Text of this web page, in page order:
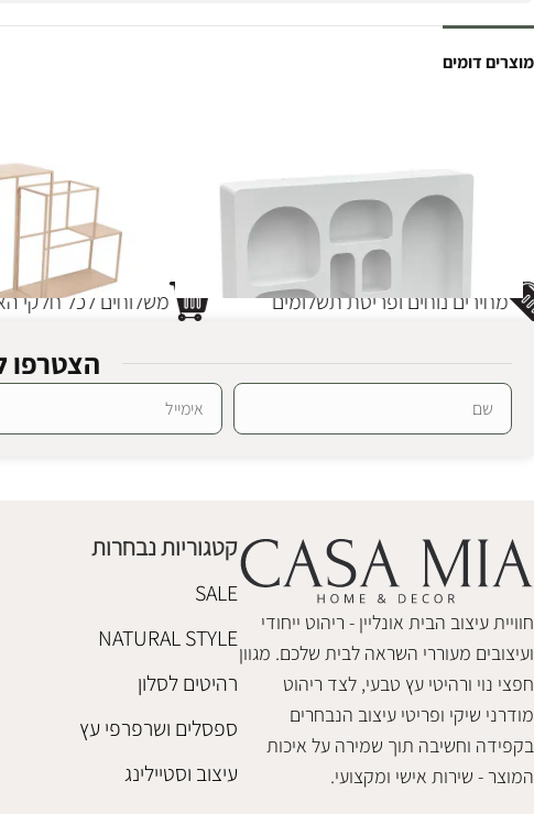
מוצרים דומים
SALE
₪1,480
1,150
הוספה לסל
SALE
₪548
448
משלוחים לכל חלקי מחירים נוחים ופריסת תשלומים
הצטרפו
חוויית עיצוב הבית אונליין - ריהוט ייחודי
ועיצובים מעוררי השראה לבית שלכם. מגוון
חפצי נוי ורהיטי עץ טבעי, לצד ריהוט
מודרני שיקי ופריטי עיצוב הנבחרים
בקפידה וחשיבה תוך שמירה על איכות
המוצר - שירות אישי ומקצועי.
קטגוריות נבחרות
SALE
NATURAL STYLE
רהיטים לסלון
ספסלים ושרפרפי עץ
עיצוב וסטיילינג